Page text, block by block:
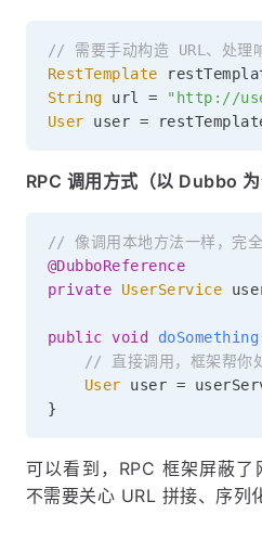
// 需要手动构造 URL、处理
RestTemplate
String url = "http://
User user =
RPC 调用方式（以 Dubbo 为
// 像调用本地方法一样，完
@DubboReference
private
UserService
public void doSomething
// 直接调用，框架帮你
User user =
}
可以看到，RPC 框架屏蔽
不需要关心 URL 拼接、序列